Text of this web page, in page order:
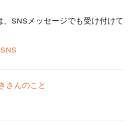
SNSメッセージでも受け付けて
さんのこと